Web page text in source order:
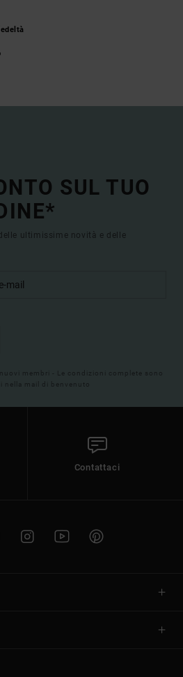
SUL TUO
ultimissime novità e delle
membri - Le condizioni complete sono
nella mail di benvenuto
Contattaci